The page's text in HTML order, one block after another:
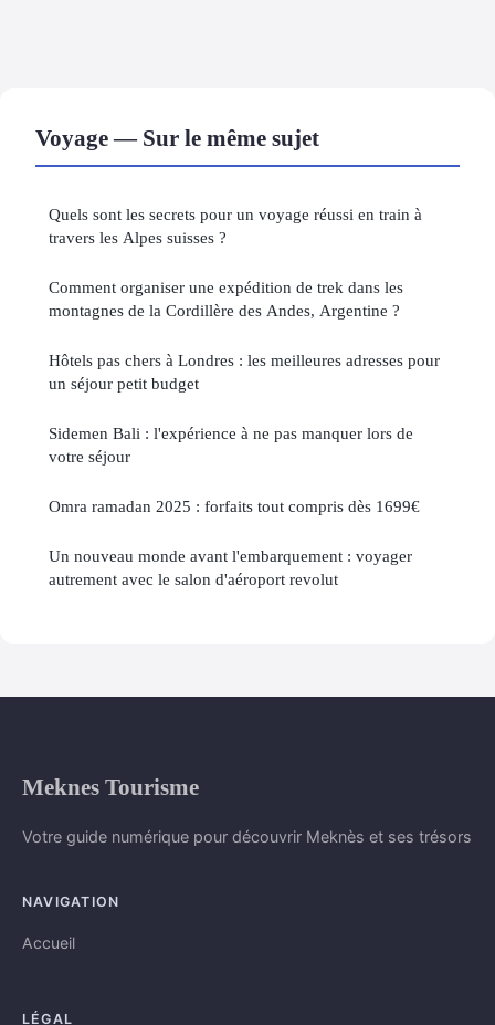
Voyage — Sur le même sujet
Quels sont les secrets pour un voyage réussi en train à
travers les Alpes suisses ?
Comment organiser une expédition de trek dans les
montagnes de la Cordillère des Andes, Argentine ?
Hôtels pas chers à Londres : les meilleures adresses pour
un séjour petit budget
Sidemen Bali : l'expérience à ne pas manquer lors de
votre séjour
Omra ramadan 2025 : forfaits tout compris dès 1699€
Un nouveau monde avant l'embarquement : voyager
autrement avec le salon d'aéroport revolut
Meknes Tourisme
Votre guide numérique pour découvrir Meknès et ses trésors
NAVIGATION
Accueil
LÉGAL